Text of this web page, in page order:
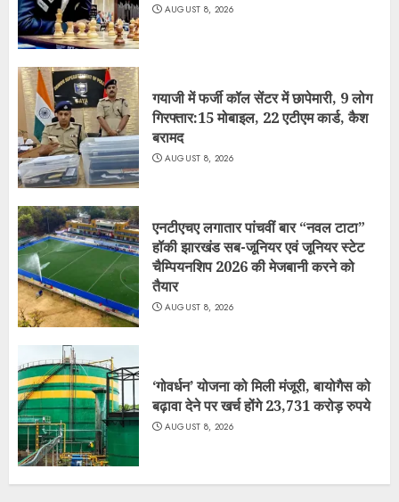
AUGUST 8, 2026
गयाजी में फर्जी कॉल सेंटर में छापेमारी, 9 लोग
गिरफ्तार:15 मोबाइल, 22 एटीएम कार्ड, कैश
बरामद
AUGUST 8, 2026
एनटीएचए लगातार पांचवीं बार “नवल टाटा”
हॉकी झारखंड सब-जूनियर एवं जूनियर स्टेट
चैम्पियनशिप 2026 की मेजबानी करने को
तैयार
AUGUST 8, 2026
‘गोवर्धन’ योजना को मिली मंजूरी, बायोगैस को
बढ़ावा देने पर खर्च होंगे 23,731 करोड़ रुपये
AUGUST 8, 2026